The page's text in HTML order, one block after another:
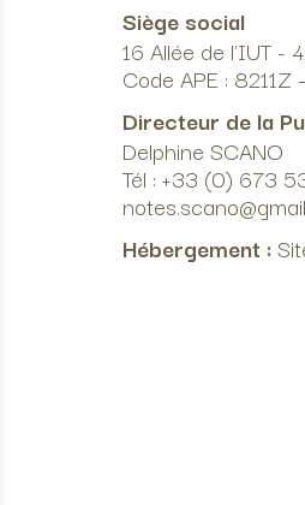
Siège social
16 Allée de l'IUT -
Code APE :
Directeur de la
Delphine SCANO
Tél : +33 (0) 673
Hébergement :